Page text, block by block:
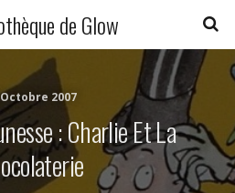
de Glow
2007
: Charlie Et La